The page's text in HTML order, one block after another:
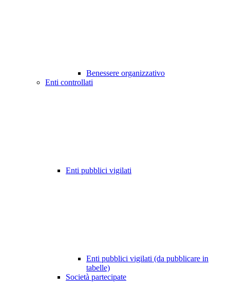
Benessere organizzativo
Enti controllati
Enti pubblici vigilati
Enti pubblici vigilati (da pubblicare in
tabelle)
Società partecipate